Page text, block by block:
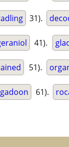
31).
41).
51).
61).